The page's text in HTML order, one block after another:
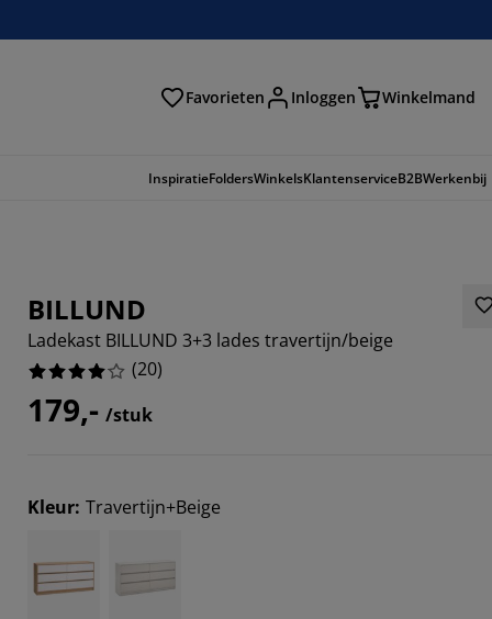
Favorieten Inloggen Winkelmand
InspiratieFoldersWinkelsKlantenserviceB2BWerkenbij
BILLUND
Ladekast BILLUND 3+3 lades travertijn/beige
(20)
179,- /stuk
Kleur: Travertijn+Beige